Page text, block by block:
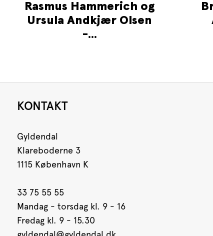
Rasmus Hammerich og
Ursula Andkjær Olsen
-...
KONTAKT
Gyldendal
Klareboderne 3
1115 København K
33 75 55 55
Mandag - torsdag kl. 9 - 16
Fredag kl. 9 - 15.30